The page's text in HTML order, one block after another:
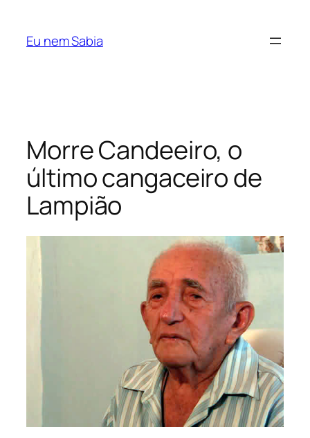
Eu nem Sabia
Morre Candeeiro, o
último cangaceiro de
Lampião